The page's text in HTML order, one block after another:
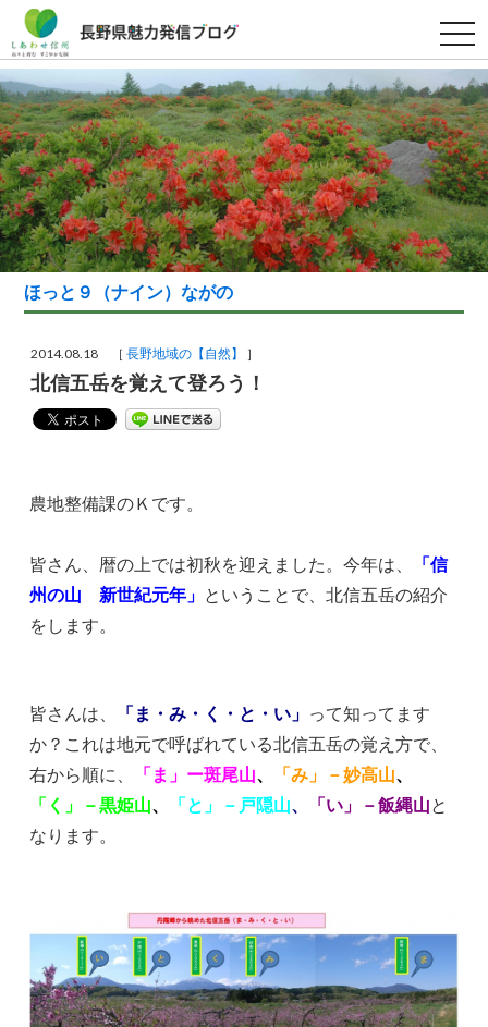
t
o
g
l
e
n
a
v
i
g
a
t
i
o
n
ほっと９（ナイン）ながの
2014.08.18 ［長野地域の【自然】 ］
北信五岳を覚えて登ろう！
農地整備課のＫです。
皆さん、暦の上では初秋を迎えました。今年は、
「信
州の山 新世紀元年」 ということで、北信五岳の紹介
をします。
皆さんは、 「ま・み・く・と・い」 って知ってます
か？これは地元で呼ばれている北信五岳の覚え方で、
右から順に、
「ま」ー斑尾山、 「み」－妙高山、
「く」－黒姫山、 「と」－戸隠山、 「い」－飯縄山と
なります。